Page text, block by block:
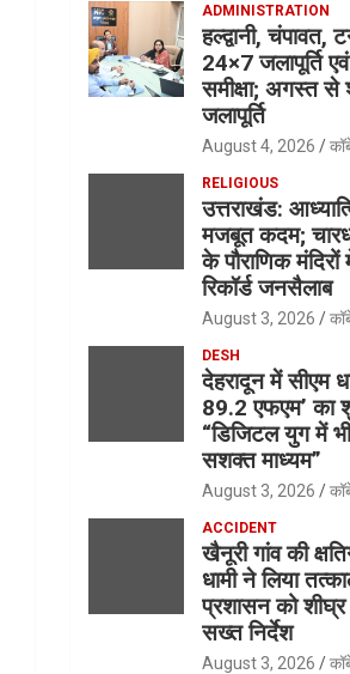
ADMINISTRATION
हल्द्वानी,
24×7 जलापूर्ति
समीक्षा; अगस्त से
जलापूर्ति
August 4, 2026
RELIGIOUS
उत्तराखंड:
मजबूत कदम;
के पौराणिक
रिकॉर्ड जनसैलाब
August 3, 2026
DESH
देहरादून में सीएम
89.2 एफएम’ का
“डिजिटल युग में
सशक्त माध्यम”
August 3, 2026
ACCIDENT
खैनूरी गांव की
धामी ने लिया
प्रशासन को
सख्त निर्देश
August 3, 2026